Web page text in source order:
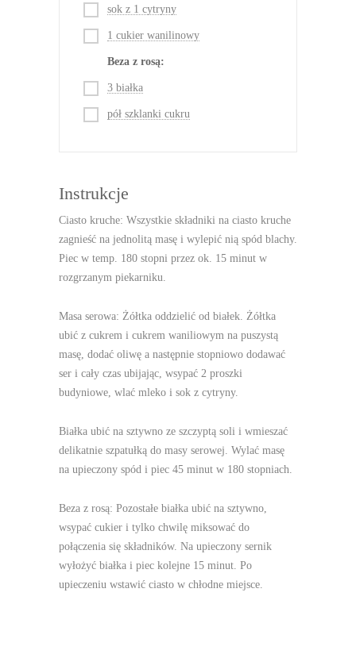
sok z 1 cytryny
1 cukier wanilinowy
Beza z rosą:
3 białka
pół szklanki cukru
Instrukcje
Ciasto kruche: Wszystkie składniki na ciasto kruche
zagnieść na jednolitą masę i wylepić nią spód blachy.
Piec w temp. 180 stopni przez ok. 15 minut w
rozgrzanym piekarniku.
Masa serowa: Żółtka oddzielić od białek. Żółtka
ubić z cukrem i cukrem waniliowym na puszystą
masę, dodać oliwę a następnie stopniowo dodawać
ser i cały czas ubijając, wsypać 2 proszki
budyniowe, wlać mleko i sok z cytryny.
Białka ubić na sztywno ze szczyptą soli i wmieszać
delikatnie szpatułką do masy serowej. Wylać masę
na upieczony spód i piec 45 minut w 180 stopniach.
Beza z rosą: Pozostałe białka ubić na sztywno,
wsypać cukier i tylko chwilę miksować do
połączenia się składników. Na upieczony sernik
wyłożyć białka i piec kolejne 15 minut. Po
upieczeniu wstawić ciasto w chłodne miejsce.